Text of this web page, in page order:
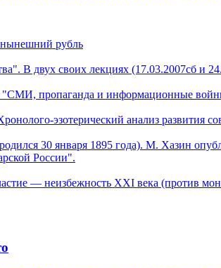
нынешний рубль
В двух своих лекциях (17.03.2007сб и
пропаганда и информационные
эзотерический анализ развития
30 января 1895 года). М. Хазин
России".
— неизбежность XXI века (против